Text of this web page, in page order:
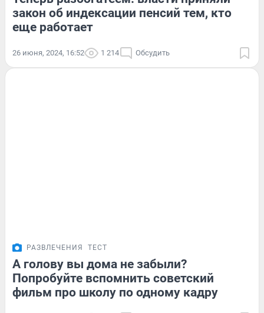
закон об индексации пенсий тем, кто
еще работает
26 июня, 2024, 16:52 1 214 Обсудить
РАЗВЛЕЧЕНИЯ ТЕСТ
А голову вы дома не забыли?
Попробуйте вспомнить советский
фильм про школу по одному кадру